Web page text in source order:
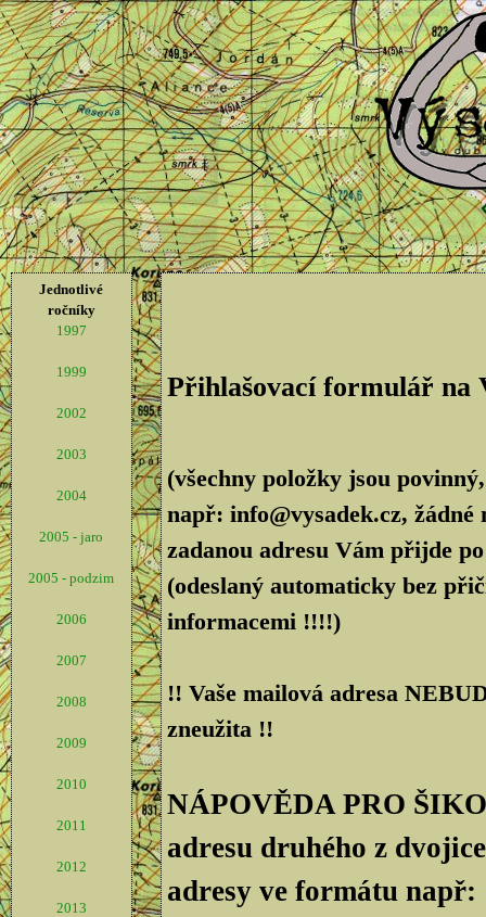
Jednotlivé
ročníky
1997
1999
2002
2003
2004
2005 - jaro
2005 - podzim
2006
2007
2008
2009
2010
2011
2012
2013
Přihlašovací formulář na
(všechny položky jsou
např: info@vysadek.cz, žádné
zadanou adresu Vám přijde
(odeslaný automaticky bez
informacemi !!!!)
!! Vaše mailová adresa
zneužita !!
NÁPOVĚDA PRO
adresu druhého z
adresy ve formátu např: